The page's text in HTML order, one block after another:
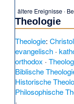
ältere Ereignisse ·
Theologie
Theologie:
evangelisch ·
orthodox ·
Biblische
Historische
Philosophische
·